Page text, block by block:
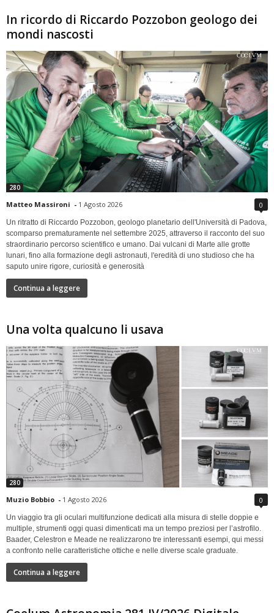
In ricordo di Riccardo Pozzobon geologo dei
mondi nascosti
280
Matteo Massironi - 1 Agosto 2026 0
Un ritratto di Riccardo Pozzobon, geologo planetario dell'Università di Padova,
scomparso prematuramente nel settembre 2025, attraverso il racconto del suo
straordinario percorso scientifico e umano. Dai vulcani di Marte alle grotte
lunari, fino alla formazione degli astronauti, l'eredità di uno studioso che ha
saputo unire rigore, curiosità e generosità
Continua a leggere
Una volta qualcuno li usava
280
Muzio Bobbio - 1 Agosto 2026 0
Un viaggio tra gli oculari multifunzione dedicati alla misura di stelle doppie e
multiple, strumenti oggi quasi dimenticati ma un tempo preziosi per l’astrofilo.
Baader, Celestron e Meade ne realizzarono tre interessanti esempi, qui messi
a confronto nelle caratteristiche ottiche e nelle diverse scale graduate.
Continua a leggere